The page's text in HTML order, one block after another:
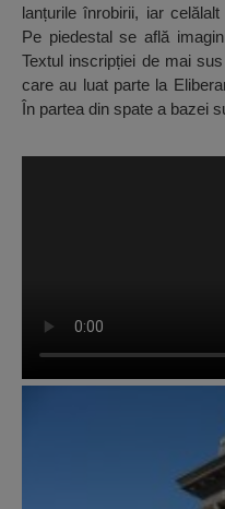
lanțurile înrobirii, iar
Pe piedestal se află
Textul inscripției de mai
care au luat parte la
În partea din spate a bazei